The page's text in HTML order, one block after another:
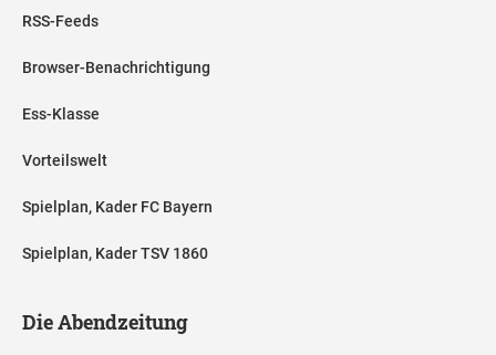
RSS-Feeds
Browser-Benachrichtigung
Ess-Klasse
Vorteilswelt
Spielplan, Kader FC Bayern
Spielplan, Kader TSV 1860
Die Abendzeitung